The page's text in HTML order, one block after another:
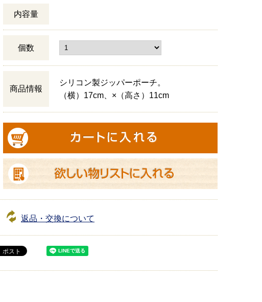
内容量
個数
商品情報
シリコン製ジッパーポーチ。
（横）17cm、×（高さ）11cm
返品・交換について